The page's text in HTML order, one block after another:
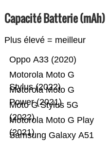
Capacité Batterie (mAh)
Plus élevé = meilleur
Samsung Galaxy A51
Motorola Moto G Play
(2021)
Moto G Stylus 5G
(2022)
Motorola Moto G
Power (2021)
Motorola Moto G
Stylus (2022)
Oppo A33 (2020)